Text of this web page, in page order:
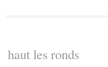
haut les ronds